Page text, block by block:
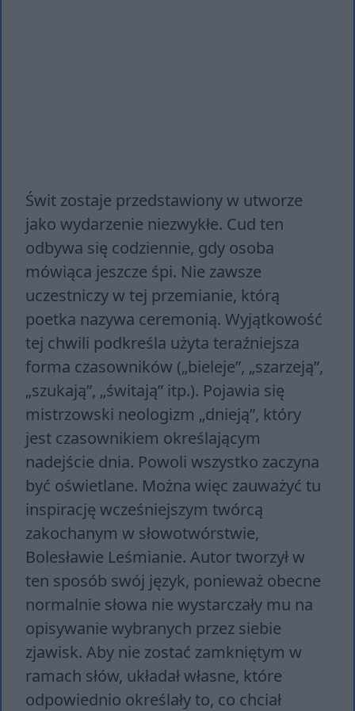
Świt zostaje przedstawiony w utworze
jako wydarzenie niezwykłe. Cud ten
odbywa się codziennie, gdy osoba
mówiąca jeszcze śpi. Nie zawsze
uczestniczy w tej przemianie, którą
poetka nazywa ceremonią. Wyjątkowość
tej chwili podkreśla użyta teraźniejsza
forma czasowników („bieleje”, „szarzeją”,
„szukają”, „świtają” itp.). Pojawia się
mistrzowski neologizm „dnieją”, który
jest czasownikiem określającym
nadejście dnia. Powoli wszystko zaczyna
być oświetlane. Można więc zauważyć tu
inspirację wcześniejszym twórcą
zakochanym w słowotwórstwie,
Bolesławie Leśmianie. Autor tworzył w
ten sposób swój język, ponieważ obecne
normalnie słowa nie wystarczały mu na
opisywanie wybranych przez siebie
zjawisk. Aby nie zostać zamkniętym w
ramach słów, układał własne, które
odpowiednio określały to, co chciał